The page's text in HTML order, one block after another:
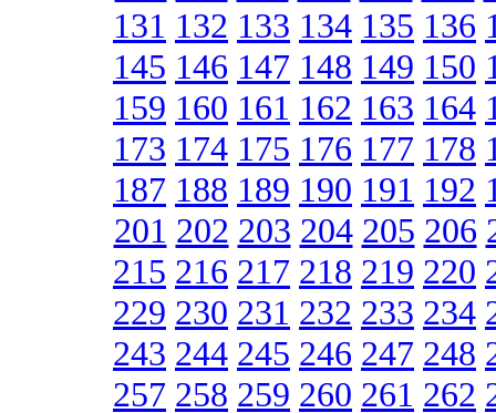
131 132 133 134 135 136
145 146 147 148 149 150
159 160 161 162 163 164
173 174 175 176 177 178
187 188 189 190 191 192
201 202 203 204 205 206
215 216 217 218 219 220
229 230 231 232 233 234
243 244 245 246 247 248
257 258 259 260 261 262